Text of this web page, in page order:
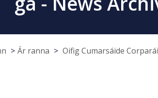
Ár ranna Oifig Cumarsáide